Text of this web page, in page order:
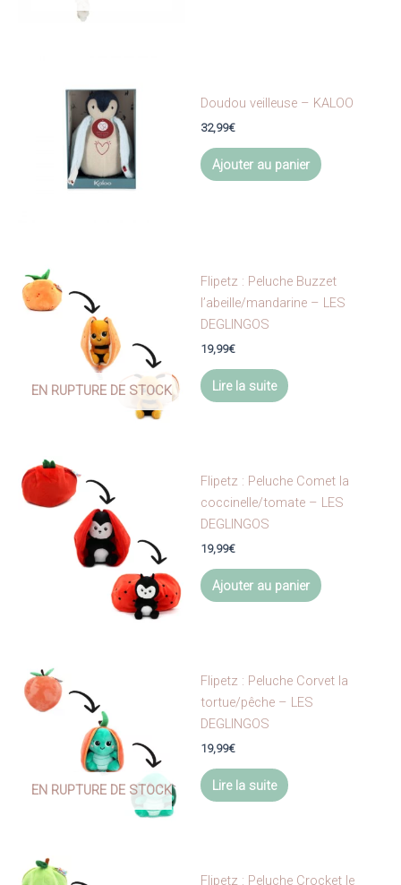
Doudou veilleuse – KALOO
32,99€
Ajouter au panier
EN RUPTURE DE STOCK
Flipetz : Peluche Buzzet
l’abeille/mandarine – LES
DEGLINGOS
19,99€
Lire la suite
Flipetz : Peluche Comet la
coccinelle/tomate – LES
DEGLINGOS
19,99€
Ajouter au panier
EN RUPTURE DE STOCK
Flipetz : Peluche Corvet la
tortue/pêche – LES
DEGLINGOS
19,99€
Lire la suite
Flipetz : Peluche Crocket le